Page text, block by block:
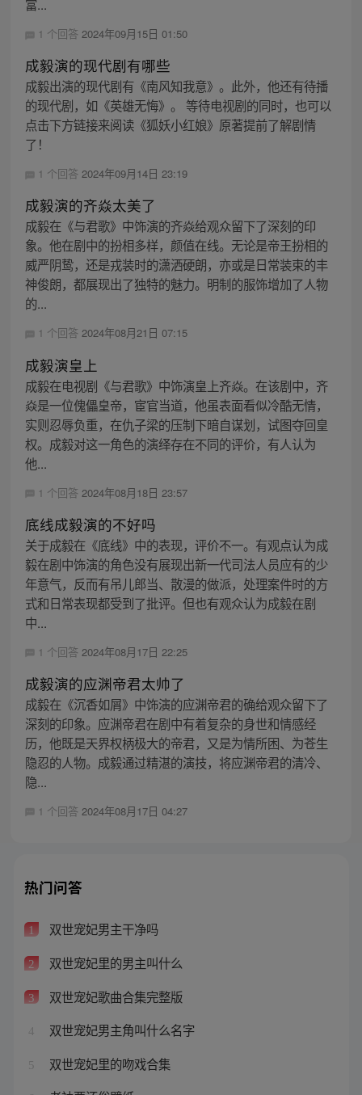
富...
1 个回答 2024年09月15日 01:50
成毅演的现代剧有哪些
成毅出演的现代剧有《南风知我意》。此外，他还有待播
的现代剧，如《英雄无悔》。 等待电视剧的同时，也可以
点击下方链接来阅读《狐妖小红娘》原著提前了解剧情
了！
1 个回答 2024年09月14日 23:19
成毅演的齐焱太美了
成毅在《与君歌》中饰演的齐焱给观众留下了深刻的印
象。他在剧中的扮相多样，颜值在线。无论是帝王扮相的
威严阴鸷，还是戎装时的潇洒硬朗，亦或是日常装束的丰
神俊朗，都展现出了独特的魅力。明制的服饰增加了人物
的...
1 个回答 2024年08月21日 07:15
成毅演皇上
成毅在电视剧《与君歌》中饰演皇上齐焱。在该剧中，齐
焱是一位傀儡皇帝，宦官当道，他虽表面看似冷酷无情，
实则忍辱负重，在仇子梁的压制下暗自谋划，试图夺回皇
权。成毅对这一角色的演绎存在不同的评价，有人认为
他...
1 个回答 2024年08月18日 23:57
底线成毅演的不好吗
关于成毅在《底线》中的表现，评价不一。有观点认为成
毅在剧中饰演的角色没有展现出新一代司法人员应有的少
年意气，反而有吊儿郎当、散漫的做派，处理案件时的方
式和日常表现都受到了批评。但也有观众认为成毅在剧
中...
1 个回答 2024年08月17日 22:25
成毅演的应渊帝君太帅了
成毅在《沉香如屑》中饰演的应渊帝君的确给观众留下了
深刻的印象。应渊帝君在剧中有着复杂的身世和情感经
历，他既是天界权柄极大的帝君，又是为情所困、为苍生
隐忍的人物。成毅通过精湛的演技，将应渊帝君的清冷、
隐...
1 个回答 2024年08月17日 04:27
热门问答
1 双世宠妃男主干净吗
2 双世宠妃里的男主叫什么
3 双世宠妃歌曲合集完整版
4 双世宠妃男主角叫什么名字
5 双世宠妃里的吻戏合集